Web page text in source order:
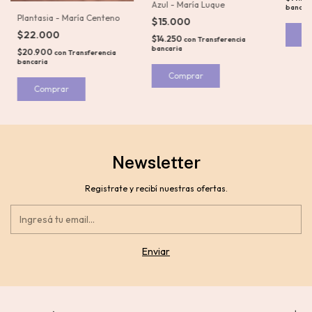
Plantasia - María Centeno
$22.000
$20.900 con Transferencia
bancaria
Azul - María Luque
$15.000
$14.250 conTransferencia
bancaria
Newsletter
Registrate y recibí nuestras ofertas.